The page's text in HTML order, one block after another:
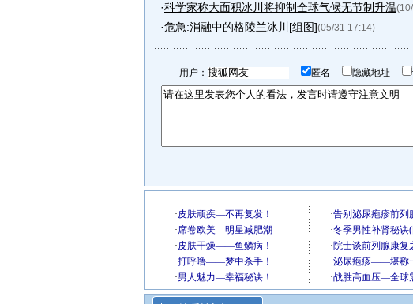
·科学家称大面积冰川将抑制全球气候无节制升温
·危急:消融中的格陵兰冰川[组图](05/31 17:14)
用户： 匿名 隐藏地址